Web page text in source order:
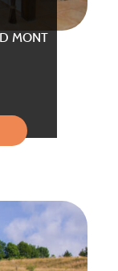
MONT